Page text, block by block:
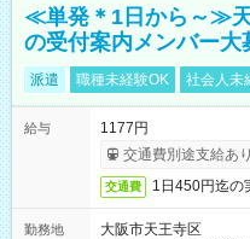
≪単発＊1日から～≫
の受付案内メンバー大
派遣 職種未経験OK 社会人未
給与
1177円
交通費別途支給あり
交通費 1日450円迄の
勤務地
大阪市天王寺区